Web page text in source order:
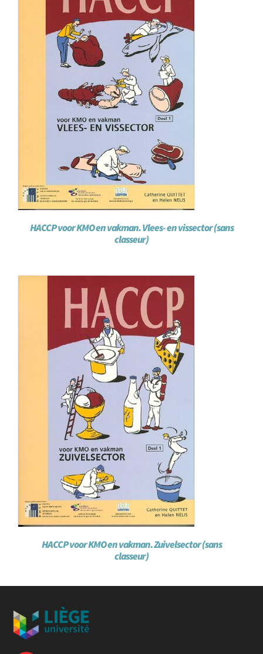
HACCP voor KMO en vakman. Vlees- en vissector (sans
classeur)
HACCP voor KMO en vakman. Zuivelsector (sans
classeur)